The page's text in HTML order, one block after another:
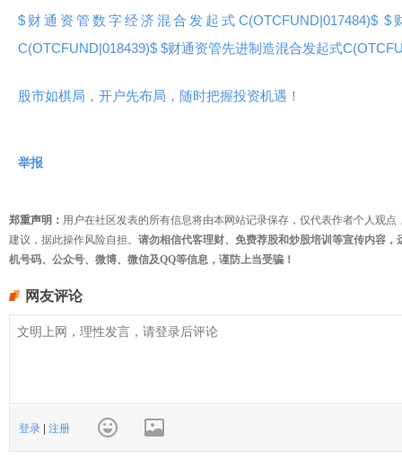
$财通资管数字经济混合发起式C(OTCFUND|017484)$ $
C(OTCFUND|018439)$ $财通资管先进制造混合发起式
股市如棋局，开户先布局，随时把握投资机遇！
举报
郑重声明： 用户在社区发表的所有信息将由本网站记录保存，仅代表作者个人观
建议，据此操作风险自担。 请勿相信代客理财、免费荐股和炒股培训等宣传内容
机号码、公众号、微博、微信及QQ等信息，谨防上当受骗！
网友评论
登录 注册